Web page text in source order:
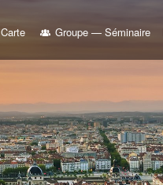
Carte Groupe — Séminaire